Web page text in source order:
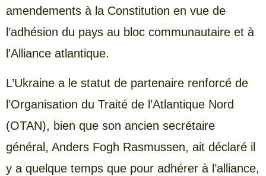
amendements à la Constitution en vue de
l’adhésion du pays au bloc communautaire et à
l’Alliance atlantique.
L’Ukraine a le statut de partenaire renforcé de
l’Organisation du Traité de l’Atlantique Nord
(OTAN), bien que son ancien secrétaire
général, Anders Fogh Rasmussen, ait déclaré il
y a quelque temps que pour adhérer à l’alliance,